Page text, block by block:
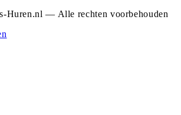
Huren.nl — Alle rechten voorbehouden